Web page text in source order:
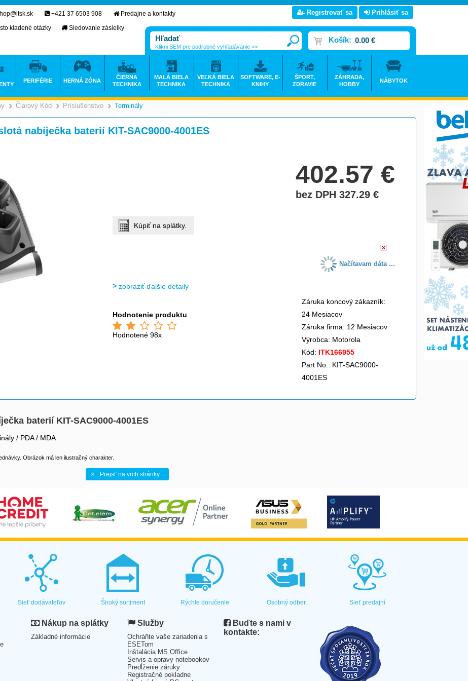
>
Čiarový Kód >
Príslušenstvo >
Terminály
nabíječka baterií KIT-SAC9000-4001ES
402.57€
bez DPH 327.29€
Kúpiť na splátky.
Načítavam dáta ...
zobraziť ďalšie detaily
Hodnotenie produktu
Hodnotené 98x
Záruka koncový zákazník:
24 Mesiacov
Záruka firma: 12 Mesiacov
Výrobca: Motorola
Kód: ITK166955
Part No.: KIT-SAC9000-
4001ES
baterií KIT-SAC9000-4001ES
/ PDA / MDA
Obrázok má len ilustračný charakter.
Prejsť na vrch stránky...
+421 37 6503 908
Predajne a kontakty
kladené otázky
Sledovanie zásielky
Registrovať sa Prihlásiť sa
Košík: 0.00 €
Klikni SEM pre podrobné vyhľadávanie >>
PERIFÉRIE HERNÁ ZÓNA
ČIERNA
TECHNIKA
MALÁ BIELA
TECHNIKA
VEĽKÁ BIELA
TECHNIKA
SOFTWARE, E-
KNIHY
ŠPORT,
ZDRAVIE
ZÁHRADA,
HOBBY
NÁBYTOK
Sieť dodávateľov Široký sortiment Rýchle doručenie Osobný odber Sieť predajní
Nákup na splátky
Základné informácie
Služby
Ochráňte vaše zariadenia s
ESETom
Inštalácia MS Office
Servis a opravy notebookov
Predĺženie záruky
Registračné pokladne
Buďte s nami v
kontakte: